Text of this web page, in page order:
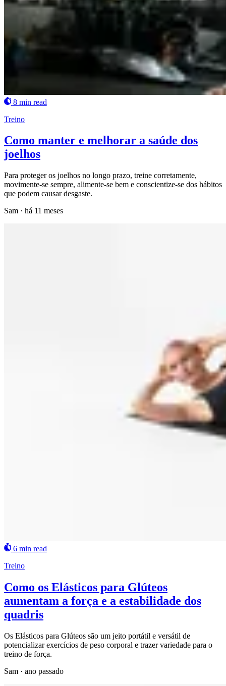
8 min read
Treino
Como manter e melhorar a saúde dos
joelhos
Para proteger os joelhos no longo prazo, treine corretamente,
movimente-se sempre, alimente-se bem e conscientize-se dos hábitos
que podem causar desgaste.
Sam · há 11 meses
6 min read
Treino
Como os Elásticos para Glúteos
aumentam a força e a estabilidade dos
quadris
Os Elásticos para Glúteos são um jeito portátil e versátil de
potencializar exercícios de peso corporal e trazer variedade para o
treino de força.
Sam · ano passado